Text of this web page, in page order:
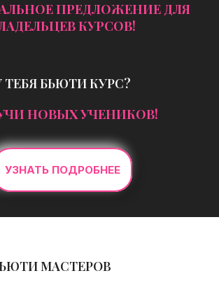
ПРЕДЛОЖЕНИЕ ДЛЯ
КУРСОВ!
ТЕБЯ БЬЮТИ КУРС?
НОВЫХ УЧЕНИКОВ!
УЗНАТЬ ПОДРОБНЕЕ
МАСТЕРОВ